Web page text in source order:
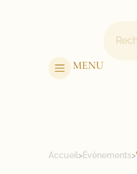
MENU
Accueil >Évènements>